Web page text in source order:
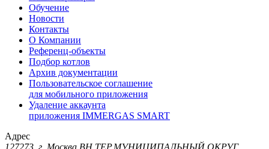
Обучение
Новости
Контакты
О Компании
Референц-объекты
Подбор котлов
Архив документации
Пользовательское соглашение
для мобильного приложения
Удаление аккаунта
приложения IMMERGAS SMART
Адрес
127273, г. Москва ВН.ТЕР.МУНИЦИПАЛЬНЫЙ ОКРУГ